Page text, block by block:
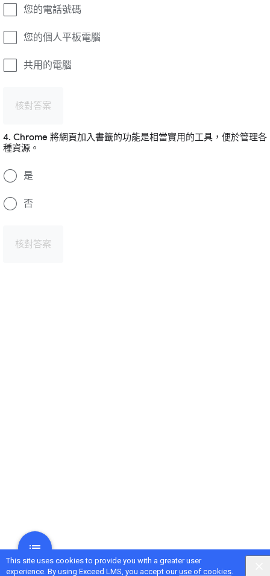
This site uses cookies to provide you with a greater user
experience. By using Exceed LMS, you accept ouruse of cookies.
您的電話號碼
您的個人平板電腦
共用的電腦
核對答案
4. Chrome 將網頁加入書籤的功能是相當實用的工具，便於管理各
種資源。
是
否
核對答案